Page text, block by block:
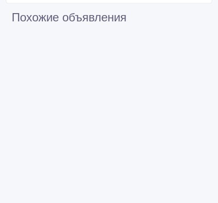
Похожие объявления